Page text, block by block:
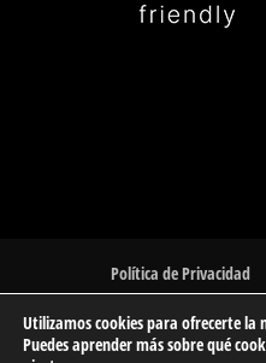
Política de Privacidad
Utilizamos cookies para ofrecerte la
Puedes aprender más sobre qué